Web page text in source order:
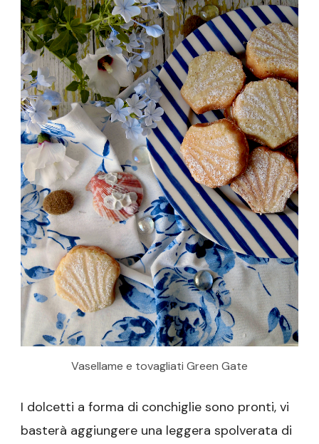
Vasellame e tovagliati Green Gate
I dolcetti a forma di conchiglie sono pronti, vi
basterà aggiungere una leggera spolverata di